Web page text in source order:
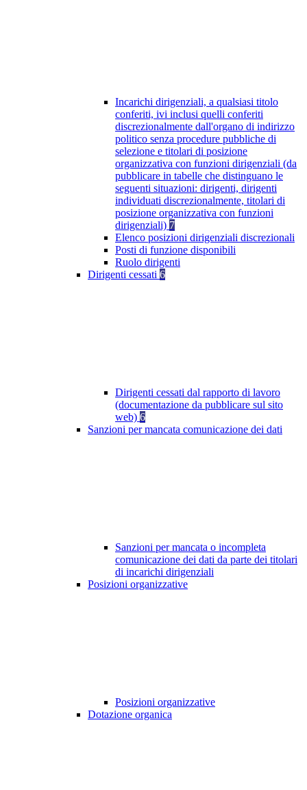
Incarichi dirigenziali, a qualsiasi titolo
conferiti, ivi inclusi quelli conferiti
discrezionalmente dall'organo di indirizzo
politico senza procedure pubbliche di
selezione e titolari di posizione
organizzativa con funzioni dirigenziali (da
pubblicare in tabelle che distinguano le
seguenti situazioni: dirigenti, dirigenti
individuati discrezionalmente, titolari di
posizione organizzativa con funzioni
dirigenziali) 7
Elenco posizioni dirigenziali discrezionali
Posti di funzione disponibili
Ruolo dirigenti
Dirigenti cessati 6
Dirigenti cessati dal rapporto di lavoro
(documentazione da pubblicare sul sito
web) 6
Sanzioni per mancata comunicazione dei dati
Sanzioni per mancata o incompleta
comunicazione dei dati da parte dei titolari
di incarichi dirigenziali
Posizioni organizzative
Posizioni organizzative
Dotazione organica